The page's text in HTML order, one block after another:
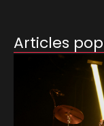
Articles